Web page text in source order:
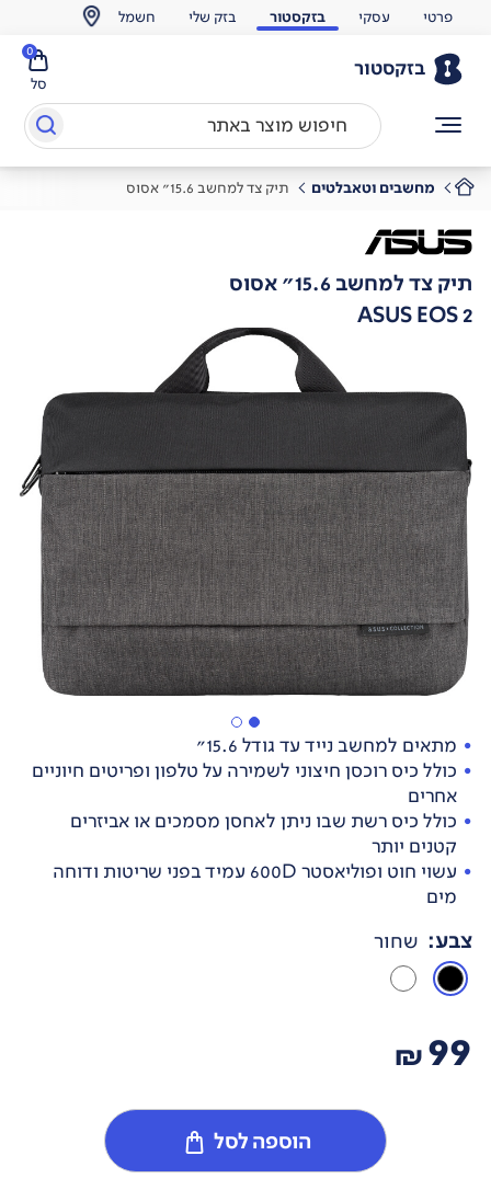
פרטי עסקי בזקסטור בזק שלי חשמל
בזקסטור
סל
0
מחשבים וטאבלטים תיק צד למחשב 15.6" אסוס
תיק צד למחשב 15.6" אסוס
ASUS EOS 2
מתאים למחשב נייד עד גודל 15.6"
כולל כיס רוכסן חיצוני לשמירה על טלפון ופריטים חיוניים
אחרים
כולל כיס רשת שבו ניתן לאחסן מסמכים או אביזרים
קטנים יותר
עשוי חוט ופוליאסטר 600D עמיד בפני שריטות ודוחה
מים
צבע: שחור
99
₪
הוספה לסל